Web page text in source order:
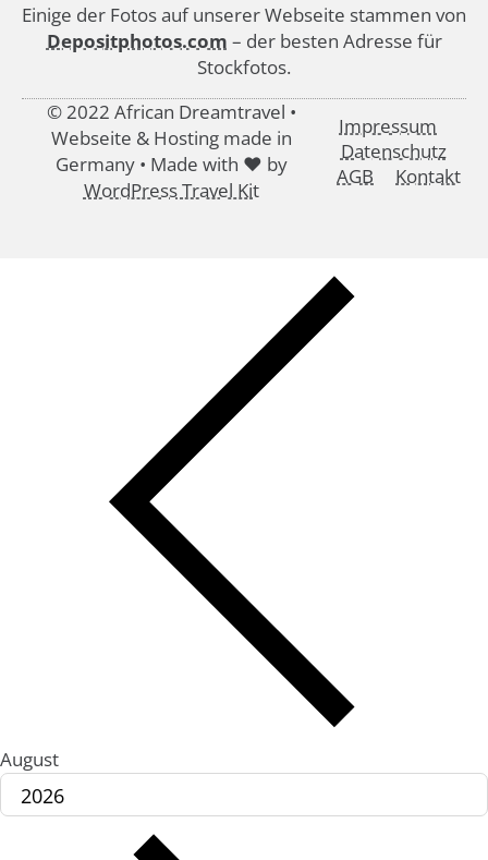
Einige der Fotos auf unserer Webseite stammen von
Depositphotos.com – der besten Adresse für
Stockfotos.
© 2022 African Dreamtravel •
Webseite & Hosting made in
Germany • Made with ♥ by
WordPress Travel Kit
Impressum
Datenschutz
AGB
Kontakt
August